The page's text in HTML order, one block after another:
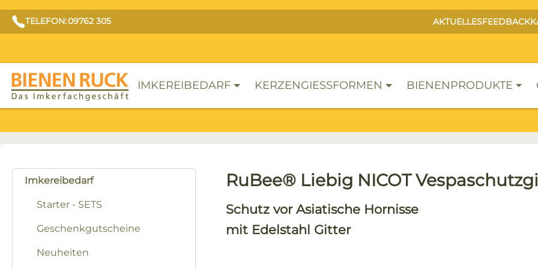
TELEFON: 09762 305 AKTUELLESFEEDBACK
IMKEREIBEDARF KERZENGIESSFORMEN BIENENPRODUKTE
Imkereibedarf
Starter - SETS
Geschenkgutscheine
Neuheiten
RuBee® Liebig NICOT
Schutz vor Asiatische Hornisse
mit Edelstahl Gitter